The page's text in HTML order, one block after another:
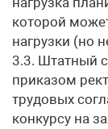
которой
нагрузки (но
3.3. Штатный
приказом
трудовых
конкурсу на